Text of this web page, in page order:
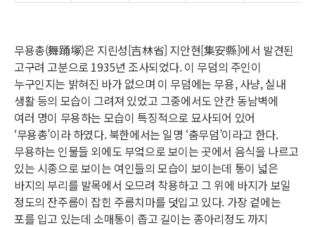
무용총(舞踊塚)은 지린성[吉林省] 지안현[集安縣]에서 발견된
고구려 고분으로 1935년 조사되었다. 이 무덤의 주인이
누구인지는 밝혀진 바가 없으며 이 무덤에는 무용, 사냥, 실내
생활 등의 모습이 그려져 있었고 그중에서도 안칸 동남벽에
여러 명이 무용하는 모습이 특징적으로 묘사되어 있어
‘무용총’이라 하였다. 북한에서는 일명 ‘춤무덤’이라고 한다.
무용하는 인물들 외에도 부엌으로 보이는 곳에서 음식을 나르고
있는 시종으로 보이는 여인들의 모습이 보이는데 통이 넓은
바지의 부리를 발목에서 오므려 착용하고 그 위에 바지가 보일
정도의 잔주름이 잡힌 주름치마를 덧입고 있다. 가장 겉에는
포를 입고 있는데 소매통이 좁고 길이는 종아리정도 까지